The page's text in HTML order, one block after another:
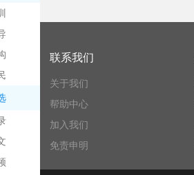
台
联系我们
关于我们
帮助中心
加入我们
免责申明